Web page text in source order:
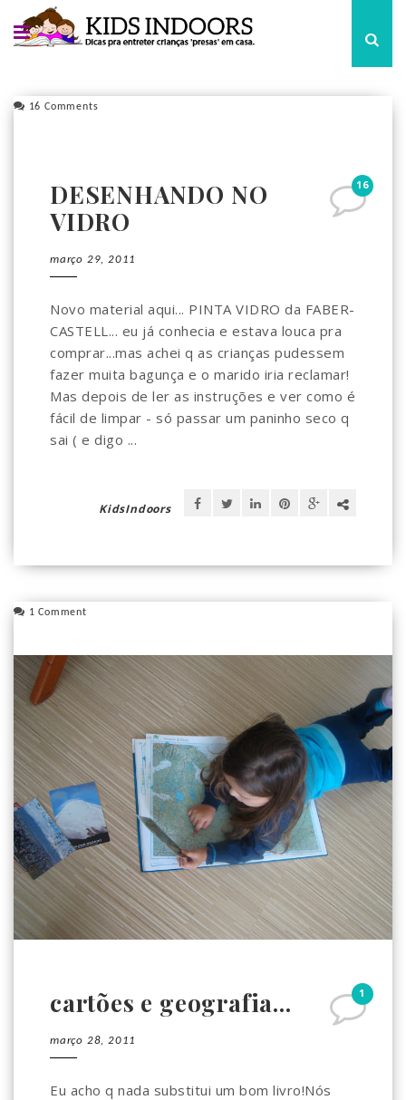
16 Comments
16
DESENHANDO NO
VIDRO
março 29, 2011
Novo material aqui... PINTA VIDRO da FABER-
CASTELL... eu já conhecia e estava louca pra
comprar...mas achei q as crianças pudessem
fazer muita bagunça e o marido iria reclamar!
Mas depois de ler as instruções e ver como é
fácil de limpar - só passar um paninho seco q
sai ( e digo ...
KidsIndoors
1 Comment
1
cartões e geografia...
março 28, 2011
Eu acho q nada substitui um bom livro!Nós